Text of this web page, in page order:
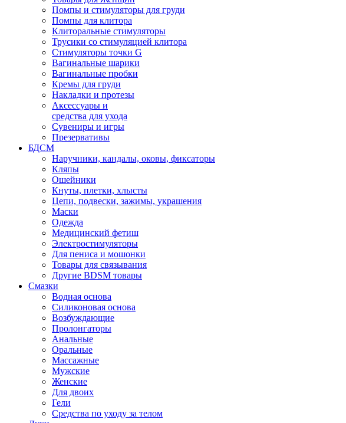
Помпы и стимуляторы для груди
Помпы для клитора
Клиторальные стимуляторы
Трусики со стимуляцией клитора
Стимуляторы точки G
Вагинальные шарики
Вагинальные пробки
Кремы для груди
Накладки и протезы
Аксессуары и
средства для ухода
Сувениры и игры
Презервативы
БДСМ
Наручники, кандалы, оковы, фиксаторы
Кляпы
Ошейники
Кнуты, плетки, хлысты
Цепи, подвески, зажимы, украшения
Маски
Одежда
Медицинский фетиш
Электростимуляторы
Для пениса и мошонки
Товары для связывания
Другие BDSM товары
Смазки
Водная основа
Силиконовая основа
Возбуждающие
Пролонгаторы
Анальные
Оральные
Массажные
Мужские
Женские
Для двоих
Гели
Средства по уходу за телом